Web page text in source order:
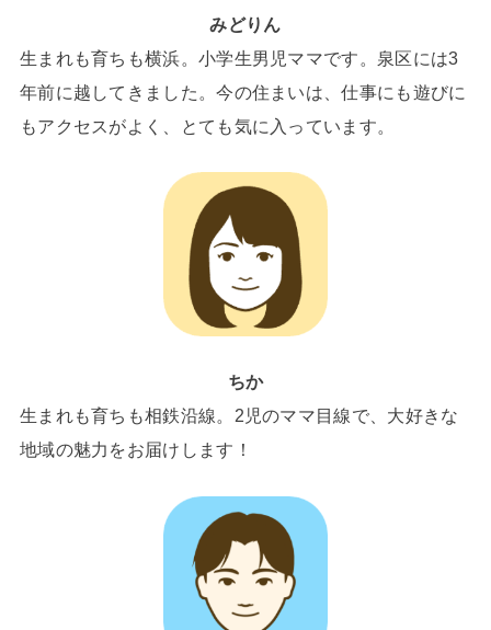
みどりん
生まれも育ちも横浜。小学生男児ママです。泉区には3
年前に越してきました。今の住まいは、仕事にも遊びに
もアクセスがよく、とても気に入っています。
ちか
生まれも育ちも相鉄沿線。2児のママ目線で、大好きな
地域の魅力をお届けします！